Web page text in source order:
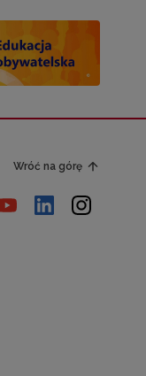
Wróć na górę